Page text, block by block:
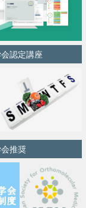
認定講座
推奨